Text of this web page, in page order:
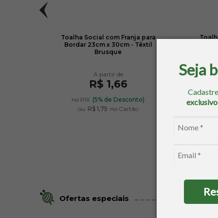
Seja
exclusivo
Toalha Social com Franja para
Bordar 23cm x 30cm - Têxtil
Brusque
R$ 1,66
no PIX (5% de Desconto)
ou R$ 1,75 no Cartão
Ofertas especiais